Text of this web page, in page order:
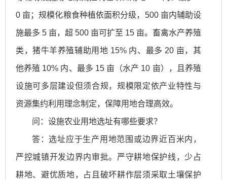
0 亩；规模化粮食种植依面积分级，500 亩内辅助设
施最多 5 亩，超 500 亩可扩至 15 亩。畜禽水产养殖
类，猪牛羊养殖辅助用地 15% 内、最多 20 亩，其
他养殖 10% 内、最多 15 亩（水产 10 亩），且养殖
设施可多层建设但须合规，规模限定依产业特性与
资源集约利用理念制定，保障用地合理高效。
问：设施农业用地选址有哪些要求？
答：选址应于生产用地范围或边界近百米内，
严控城镇开发边界内审批。严守耕地保护线，少占
耕地、避优质地，占且破坏耕作层须采取土壤保护